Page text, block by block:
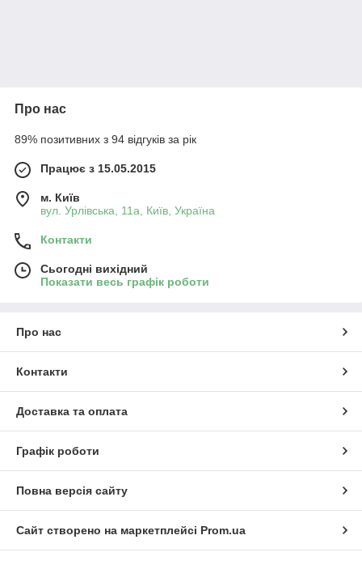
Про нас
89% позитивних з 94 відгуків за рік
Працює з 15.05.2015
м. Київ
вул. Урлівська, 11а, Київ, Україна
Контакти
Сьогодні вихідний
Показати весь графік роботи
Про нас
Контакти
Доставка та оплата
Графік роботи
Повна версія сайту
Сайт створено на маркетплейсі Prom.ua